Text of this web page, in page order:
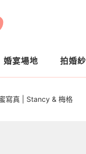
婚宴場地 拍婚紗
寫真 | Stancy & 梅格